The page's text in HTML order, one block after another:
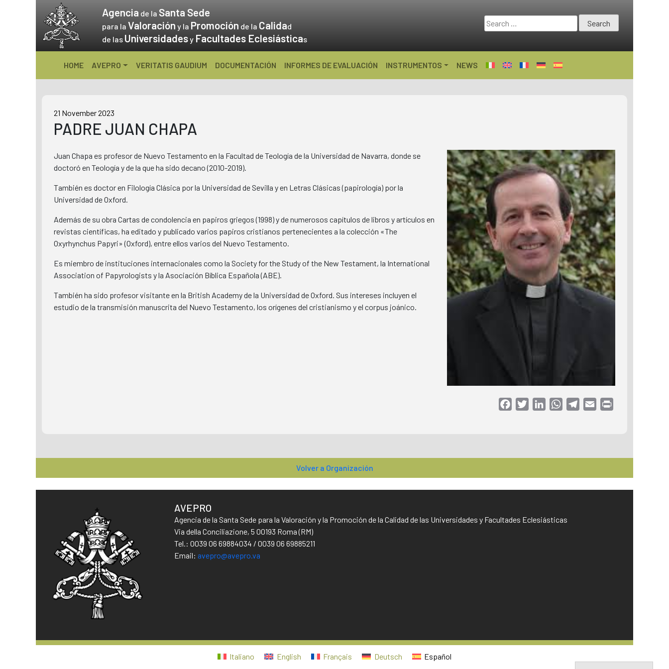
content
Agencia de la Santa Sede
para la Valoración y la Promoción de la Calidad
de las Universidadesy Facultades Eclesiásticas
Search
for:
HOME AVEPRO VERITATIS GAUDIUM DOCUMENTACIÓN INFORMES DE EVALUACIÓN INSTRUMENTOS NEWS
21 November 2023
PADRE JUAN CHAPA
Juan Chapa es profesor de Nuevo Testamento en la Facultad de Teología de la Universidad de Navarra, donde se
doctoró en Teología y de la que ha sido decano (2010-2019).
También es doctor en Filología Clásica por la Universidad de Sevilla y en Letras Clásicas (papirología) por la
Universidad de Oxford.
Además de su obra Cartas de condolencia en papiros griegos (1998) y de numerosos capítulos de libros y artículos en
revistas científicas, ha editado y publicado varios papiros cristianos pertenecientes a la colección «The
Oxyrhynchus Papyri» (Oxford), entre ellos varios del Nuevo Testamento.
Es miembro de instituciones internacionales como la Society for the Study of the New Testament, la International
Association of Papyrologists y la Asociación Bíblica Española (ABE).
También ha sido profesor visitante en la British Academy de la Universidad de Oxford. Sus intereses incluyen el
estudio de la transmisión manuscrita del Nuevo Testamento, los orígenes del cristianismo y el corpus joánico.
FacebookTwitterLinkedInWhatsAppTelegram
Email
Volver a Organización
AVEPRO
Agencia de la Santa Sede para la Valoración y la Promoción de la Calidad de las Universidades y Facultades Eclesiásticas
Via della Conciliazione, 5 00193 Roma (RM)
Tel.: 0039 06 69884034 / 0039 06 69885211
Email: avepro@avepro.va
Italiano English Français Deutsch Español